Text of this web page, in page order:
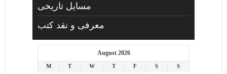
مسایل تاریخی
معرفی و نقد کتب
August 2026
M T W T F S
S